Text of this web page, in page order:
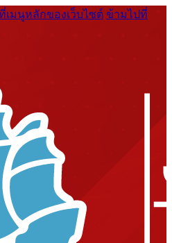
เมนูหลักของเว็บไซต์ ข้ามไปที่